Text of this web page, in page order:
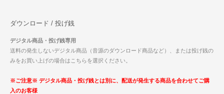
ダウンロード / 投げ銭
デジタル商品・投げ銭専用
送料の発生しないデジタル商品（音源のダウンロード商品など）、または投げ銭の
みをお買い上げの場合はこちらを選択ください。
※ご注意※ デジタル商品・投げ銭とは別に、配送が発生する商品を合わせてご購
入のお客様